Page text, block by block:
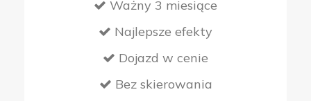
Ważny 3 miesiące
Najlepsze efekty
Dojazd w cenie
Bez skierowania